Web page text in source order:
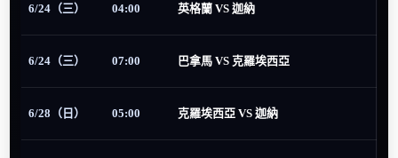
6/24（三） 04:00 英格蘭 VS 迦納
6/24（三） 07:00 巴拿馬 VS 克羅埃西亞
6/28（日） 05:00 克羅埃西亞 VS 迦納